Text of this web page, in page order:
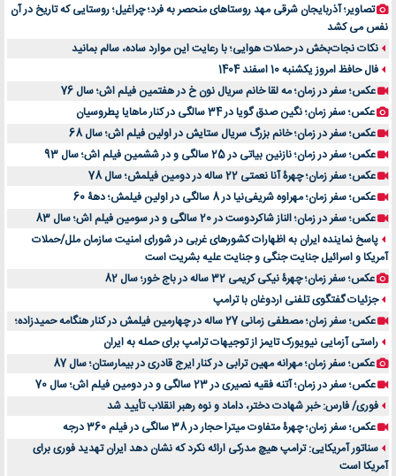
تصاویر؛ آذربایجان شرقی مهد روستاهای منحصر به فرد؛ چراغیل؛ روستایی که تاریخ در آن
نفس می کشد
نکات نجات‌بخش در حملات هوایی؛ با رعایت این موارد ساده، سالم بمانید
فال حافظ امروز یکشنبه 10 اسفند 1404
عکس؛ سفر در زمان؛ مه لقا خانم سریال نون خ در هفتمین فیلم اش؛ سال 76
عکس؛ سفر زمان؛ نگین صدق گویا در 34 سالگی در کنار ماهایا پطروسیان
عکس؛ سفر در زمان؛ خانم بزرگ سریال ستایش در اولین فیلم اش؛ سال 68
عکس؛ سفر در زمان؛ نازنین بیاتی در 25 سالگی و در ششمین فیلم اش؛ سال 93
عکس؛ سفر زمان؛ چهرۀ آنا نعمتی 22 ساله در دومین فیلمش؛ سال 78
عکس؛ سفر زمان؛ مهراوه شریفی‌نیا در 8 سالگی در اولین فیلمش؛ دهۀ 60
عکس؛ سفر در زمان؛ الناز شاکردوست در 20 سالگی و در سومین فیلم اش؛ سال 83
پاسخ نماینده ایران به اظهارات کشورهای غربی در شورای امنیت سازمان ملل/حملات
آمریکا و اسرائیل جنایت جنگی و جنایت علیه بشریت است
عکس؛ سفر زمان؛ چهرۀ نیکی کریمی 32 ساله در باج خور؛ سال 82
جزئیات گفتگوی تلفنی اردوغان با ترامپ
عکس؛ سفر زمان؛ مصطفی زمانی 27 ساله در چهارمین فیلمش در کنار هنگامه حمیدزاده؛
راستی آزمایی نیویورک تایمز از توجیهات ترامپ برای حمله به ایران
عکس؛ سفر زمان؛ مهرانه مهین ترابی در کنار ایرج قادری در بیمارستان؛ سال 87
عکس؛ سفر در زمان؛ آتنه فقیه نصیری در 23 سالگی و در دومین فیلم اش؛ سال 70
فوری/ فارس: خبر شهادت دختر، داماد و نوه رهبر انقلاب تأیید شد
عکس؛ سفر زمان؛ چهرۀ متفاوت میترا حجار در 38 سالگی در فیلم 360 درجه
سناتور آمریکایی: ترامپ هیچ مدرکی ارائه نکرد که نشان دهد ایران تهدید فوری برای
آمریکا است